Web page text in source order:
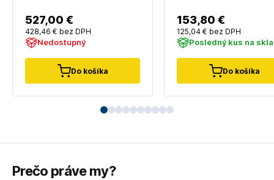
527,00 €
428,46 € bez DPH
Nedostupný
Do košíka
153,80 €
125,04 € bez DPH
Posledný kus na
Do košíka
Prečo práve my?